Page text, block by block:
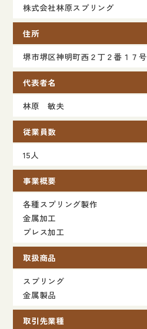
株式会社林原スプリング
住所
堺市堺区神明町西２丁２番１７号
代表者名
林原 敏夫
従業員数
15人
事業概要
各種スプリング製作
金属加工
プレス加工
取扱商品
スプリング
金属製品
取引先業種